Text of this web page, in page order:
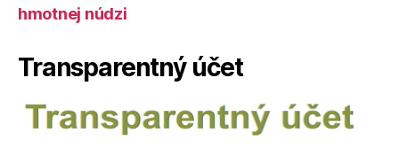
hmotnej núdzi
Transparentný účet